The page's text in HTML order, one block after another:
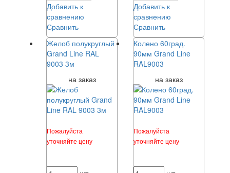
Добавить к
сравнению
Сравнить
Добавить к
сравнению
Сравнить
Желоб полукруглый
Grand Line RAL
9003 3м
на заказ
Пожалуйста
уточняйте цену
Колено 60град.
90мм Grand Line
RAL9003
на заказ
Пожалуйста
уточняйте цену